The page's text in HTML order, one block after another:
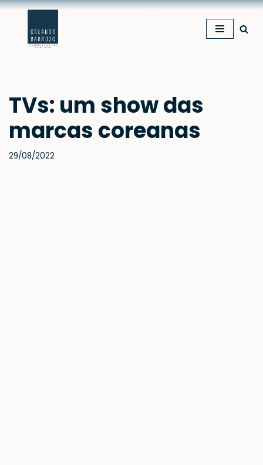
para
TVs: um show das
marcas coreanas
29/08/2022